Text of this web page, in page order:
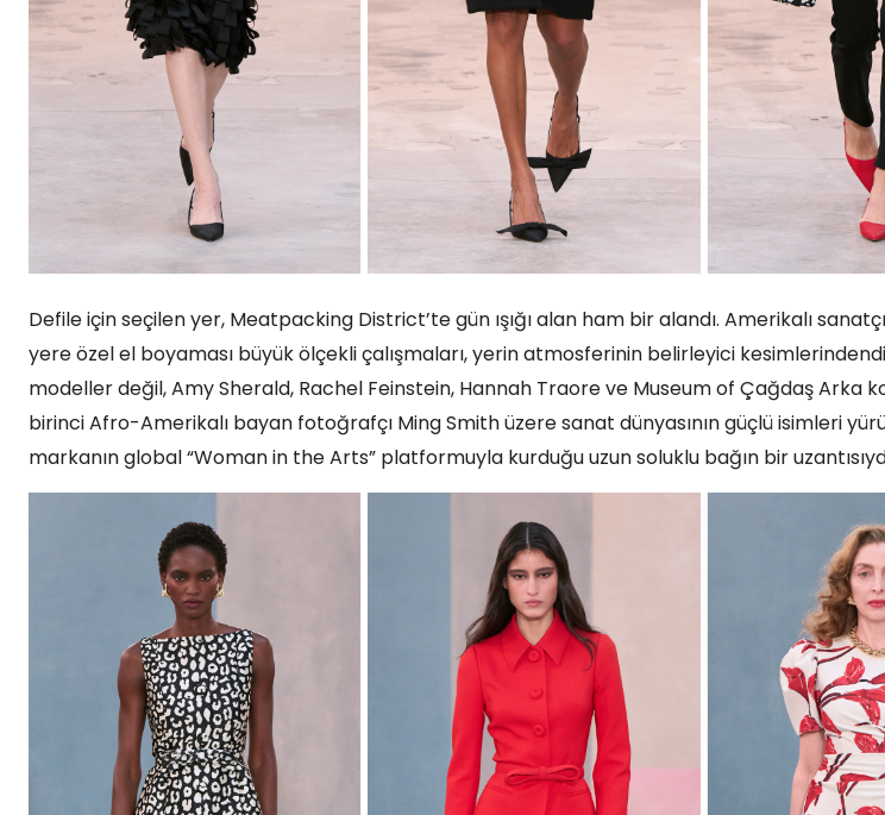
Defile için seçilen yer, Meatpacking District’te gün ışığı alan ham bir alandı. Amerikalı
yere özel el boyaması büyük ölçekli çalışmaları, yerin atmosferinin belirleyici
modeller değil, Amy Sherald, Rachel Feinstein, Hannah Traore ve Museum of Çağdaş Arka
birinci Afro-Amerikalı bayan fotoğrafçı Ming Smith üzere sanat dünyasının güçlü isimleri
markanın global “Woman in the Arts” platformuyla kurduğu uzun soluklu bağın bir